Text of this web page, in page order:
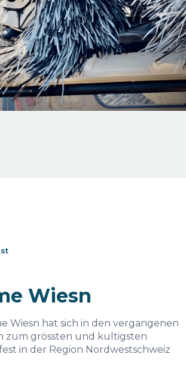
Wiesn
Wiesn hat sich in den vergangenen
zum grössten und kultigsten
in der Region Nordwestschweiz